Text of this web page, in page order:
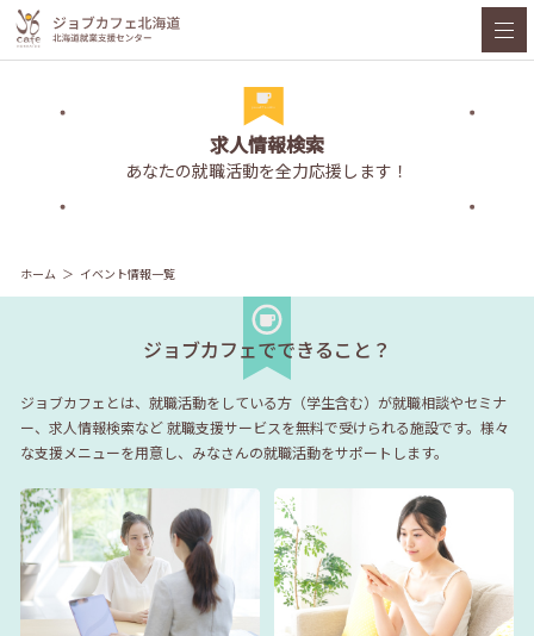
求人情報検索
あなたの就職活動を全力応援します！
ホーム イベント情報一覧
ジョブカフェでできること？
ジョブカフェとは、就職活動をしている方（学生含む）が就職相談やセミナ
ー、求人情報検索など就職支援サービスを無料で受けられる施設です。様々
な支援メニューを用意し、みなさんの就職活動をサポートします。